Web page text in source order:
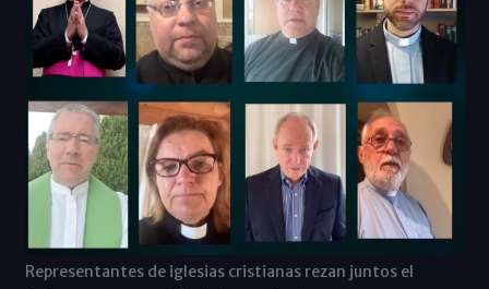
Representantes de iglesias cristianas rezan juntos el